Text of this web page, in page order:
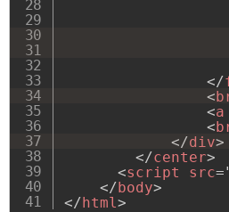
</
<
<a
<
</div>
</center>
<script src=
</body>
</html>